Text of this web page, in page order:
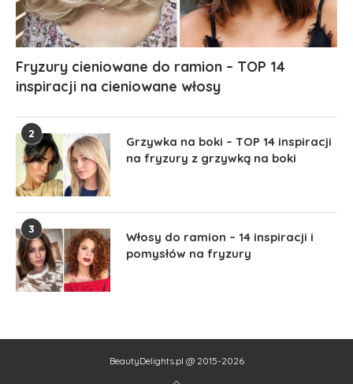
Fryzury cieniowane do ramion – TOP 14
inspiracji na cieniowane włosy
2
Grzywka na boki – TOP 14 inspiracji
na fryzury z grzywką na boki
3
Włosy do ramion – 14 inspiracji i
pomysłów na fryzury
BeautyDelights.pl @ 2015-2026